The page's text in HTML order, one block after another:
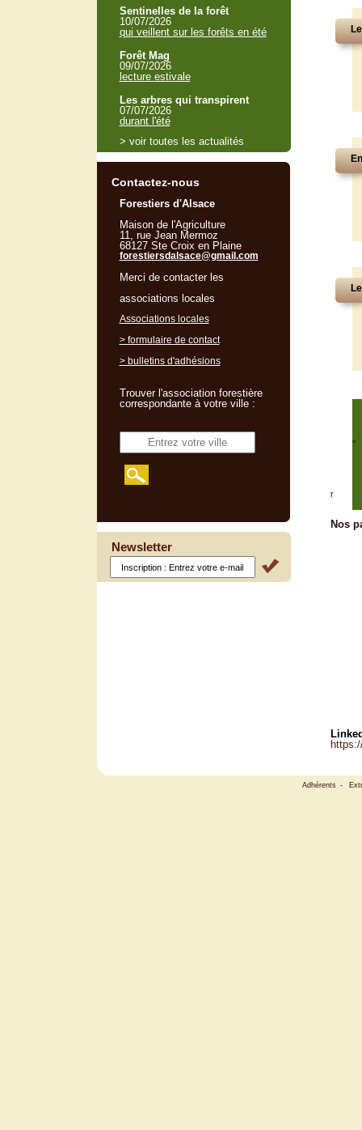
"
r
Nos
Sentinelles de la forêt
10/07/2026
qui veillent sur les forêts en été
Forêt Mag
09/07/2026
lecture estivale
Les arbres qui transpirent
07/07/2026
durant l'été
> voir toutes les actualités
Contactez-nous
Forestiers d'Alsace
Maison de l'Agriculture
11, rue Jean Mermoz
68127 Ste Croix en Plaine
forestiersdalsace@gmail.com
Merci de contacter les
associations locales
Associations locales
> formulaire de contact
> bulletins d'adhésions
Trouver l'association forestière
correspondante à votre ville :
Newsletter
Adhérents -